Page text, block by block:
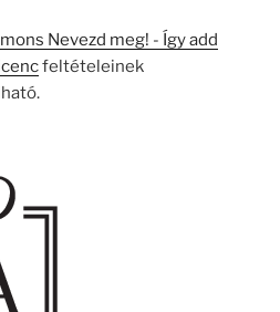
Nevezd meg! - Így add
feltételeinek